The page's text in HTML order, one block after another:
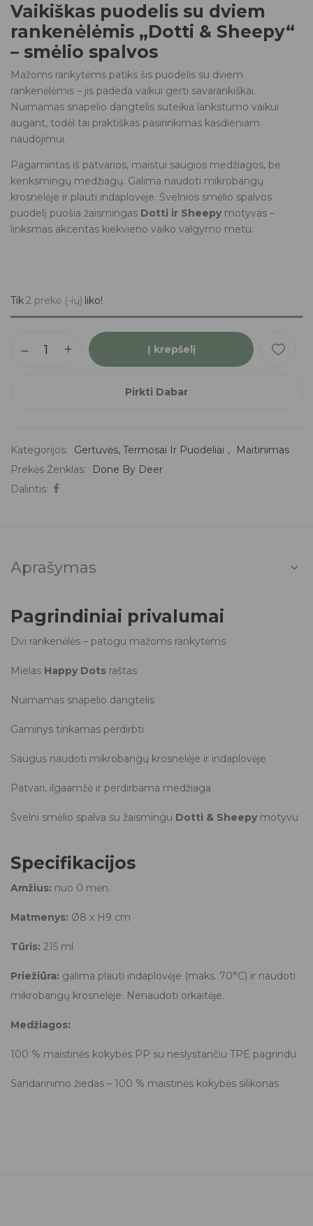
Vaikiškas puodelis su dviem
rankenėlėmis „Dotti & Sheepy“
– smėlio spalvos
Mažoms rankytėms patiks šis puodelis su dviem
rankenėlėmis – jis padeda vaikui gerti savarankiškai.
Nuimamas snapelio dangtelis suteikia lankstumo vaikui
augant, todėl tai praktiškas pasirinkimas kasdieniam
naudojimui.
Pagamintas iš patvarios, maistui saugios medžiagos, be
kenksmingų medžiagų. Galima naudoti mikrobangų
krosnelėje ir plauti indaplovėje. Švelnios smėlio spalvos
puodelį puošia žaismingas Dotti ir Sheepy motyvas –
linksmas akcentas kiekvieno vaiko valgymo metu.
Tik2 prekė (-ių) liko!
Į krepšelį
Pirkti Dabar
Kategorijos: Gertuvės, Termosai Ir Puodeliai ,
Maitinimas
Prekės Ženklas:
Done By Deer
Dalintis:
Aprašymas
Pagrindiniai privalumai
Dvi rankenėlės – patogu mažoms rankytėms
Mielas Happy Dots raštas
Nuimamas snapelio dangtelis
Gaminys tinkamas perdirbti
Saugus naudoti mikrobangų krosnelėje ir indaplovėje
Patvari, ilgaamžė ir perdirbama medžiaga
Švelni smėlio spalva su žaismingu Dotti & Sheepy motyvu
Specifikacijos
Amžius: nuo 0 mėn.
Matmenys: Ø8 x H9 cm
Tūris: 215 ml
Priežiūra: galima plauti indaplovėje (maks. 70°C) ir naudoti
mikrobangų krosnelėje. Nenaudoti orkaitėje.
Medžiagos:
100 % maistinės kokybės PP su neslystančiu TPE pagrindu
Sandarinimo žiedas – 100 % maistinės kokybės silikonas